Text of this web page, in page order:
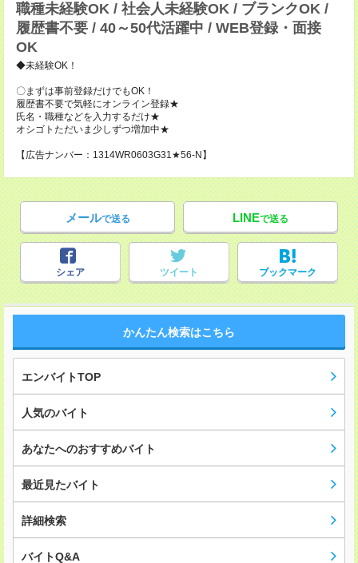
職種未経験OK / 社会人未経験OK / ブランクOK /
履歴書不要 / 40～50代活躍中 / WEB登録・面接
OK
◆未経験OK！
〇まずは事前登録だけでもOK！
履歴書不要で気軽にオンライン登録★
氏名・職種などを入力するだけ★
オシゴトただいま少しずつ増加中★
【広告ナンバー：1314WR0603G31★56-N】
メールで送る LINEで送る
シェア ツイート ブックマーク
かんたん検索はこちら
エンバイトTOP
人気のバイト
あなたへのおすすめバイト
最近見たバイト
詳細検索
バイトQ&A